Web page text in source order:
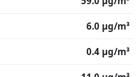
6.0 μg/m³
0.4 μg/m³